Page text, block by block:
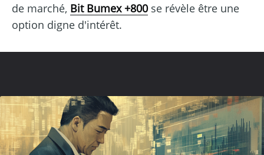
de marché, Bit Bumex +800se révèle être une
option digne d'intérêt.